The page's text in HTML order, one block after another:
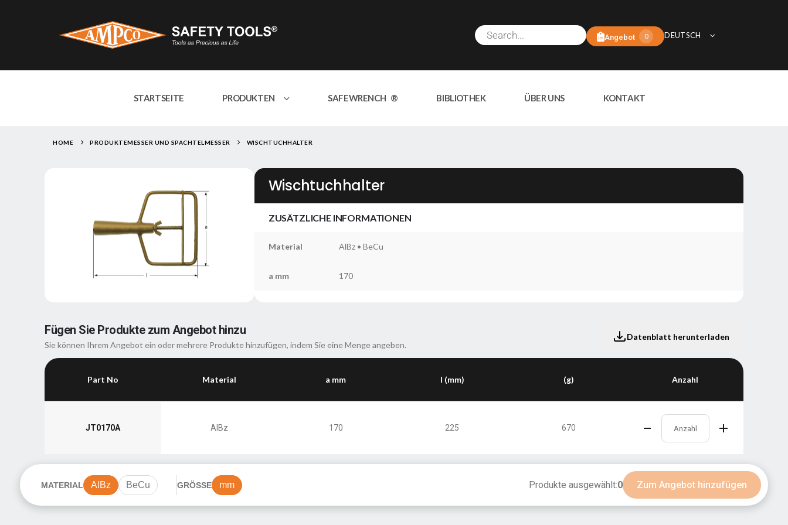
0
Angebot DEUTSCH
STARTSEITE PRODUKTEN SAFEWRENCH ® BIBLIOTHEK ÜBER UNS KONTAKT
HOME PRODUKTEMESSER UND SPACHTELMESSER WISCHTUCHHALTER
Wischtuchhalter
ZUSÄTZLICHE INFORMATIONEN
Material AlBz • BeCu
a mm 170
Fügen Sie Produkte zum Angebot hinzu
Sie können Ihrem Angebot ein oder mehrere Produkte hinzufügen, indem Sie eine Menge angeben.
Datenblatt herunterladen
Part No Material a mm l (mm) (g) Anzahl
JT0170A AlBz 170 225 670
MATERIAL AlBz BeCu GRÖSSE mm Produkte ausgewählt:0 Zum Angebot hinzufügen